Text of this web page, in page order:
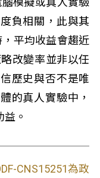
負相關，此與其
平均收益會趨近
改變率並非以任
歷史與否不是唯
的真人實驗中，
。
CNS15251為政